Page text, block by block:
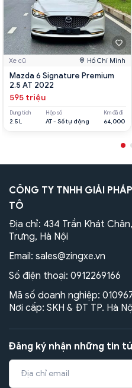
Xe cũ Hồ Chí Minh
Mazda 6 Signature Premium
2.5 AT 2022
595 triệu
Dung tích
2.5 L
Hộp số
AT - Số tự động
Km đã đi
64,000
CÔNG TY TNHH GIẢI
TÔ
Địa chỉ: 434 Trần Khát
Trưng, Hà Nội
Email: sales@zingxe.vn
Số điện thoại: 0912269166
Mã số doanh nghiệp:
Nơi cấp: SKH & ĐT TP. Hà
Đăng ký nhận những tin